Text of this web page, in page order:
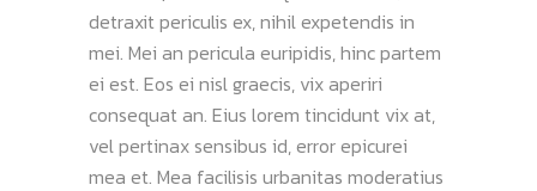
detraxit periculis ex, nihil expetendis in
mei. Mei an pericula euripidis, hinc partem
ei est. Eos ei nisl graecis, vix aperiri
consequat an. Eius lorem tincidunt vix at,
vel pertinax sensibus id, error epicurei
mea et. Mea facilisis urbanitas moderatius